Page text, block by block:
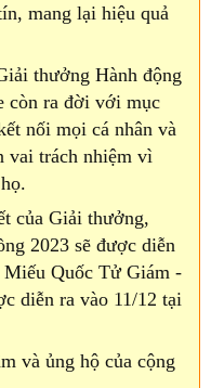
mang lại hiệu quả
thưởng Hành động
còn ra đời với mục
nối mọi cá nhân và
vai trách nhiệm vì
của Giải thưởng,
2023 sẽ được diễn
Quốc Tử Giám -
diễn ra vào 11/12 tại
và ủng hộ của cộng